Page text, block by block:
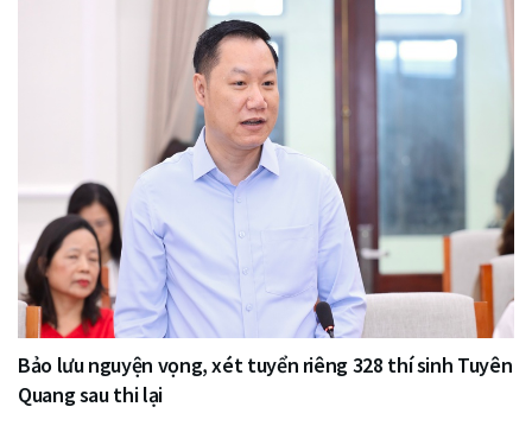
Bảo lưu nguyện vọng, xét tuyển riêng 328 thí sinh Tuyên
Quang sau thi lại